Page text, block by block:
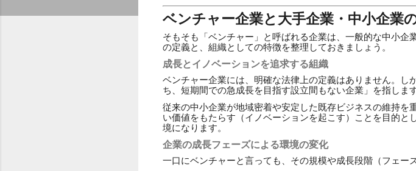
ベンチャー企業と大手企業・中小企業
そもそも「ベンチャー」と呼ばれる企業は、一般的な中小
の定義と、組織としての特徴を整理しておきましょう。
成長とイノベーションを追求する組織
ベンチャー企業には、明確な法律上の定義はありません。
ち、短期間での急成長を目指す設立間もない企業」を指します
従来の中小企業が地域密着や安定した既存ビジネスの維持
い価値をもたらす（イノベーションを起こす）ことを目的
境になります。
企業の成長フェーズによる環境の変化
一口にベンチャーと言っても、その規模や成長段階（フェー